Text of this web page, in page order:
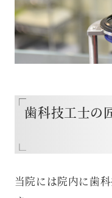
歯科技工士の
当院には院内に歯